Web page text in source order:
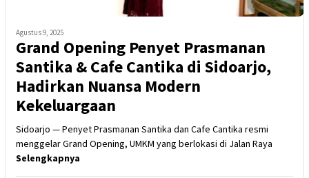
Agustus 9, 2025
Grand Opening Penyet Prasmanan
Santika & Cafe Cantika di Sidoarjo,
Hadirkan Nuansa Modern
Kekeluargaan
Sidoarjo — Penyet Prasmanan Santika dan Cafe Cantika resmi
menggelar Grand Opening, UMKM yang berlokasi di Jalan Raya
Selengkapnya